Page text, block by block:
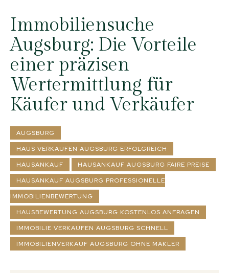
Immobiliensuche
Augsburg: Die Vorteile
einer präzisen
Wertermittlung für
Käufer und Verkäufer
AUGSBURG
HAUS VERKAUFEN AUGSBURG ERFOLGREICH
HAUSANKAUF
HAUSANKAUF AUGSBURG FAIRE PREISE
HAUSANKAUF AUGSBURG PROFESSIONELLE
IMMOBILIENBEWERTUNG
HAUSBEWERTUNG AUGSBURG KOSTENLOS ANFRAGEN
IMMOBILIE VERKAUFEN AUGSBURG SCHNELL
IMMOBILIENVERKAUF AUGSBURG OHNE MAKLER